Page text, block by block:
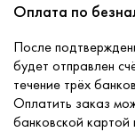
Оплата по
После
будет отправлен
течение трёх
Оплатить заказ
банковской